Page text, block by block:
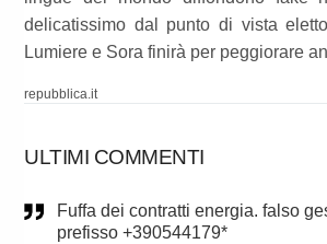
delicatissimo dal punto di vista
Lumiere e Sora finirà per peggiorare
repubblica.it
ULTIMI COMMENTI
Fuffa dei contratti energia. falso gestore. bloccare il
prefisso +390544179*